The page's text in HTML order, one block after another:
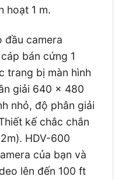
hoạt 1 m.
đầu camera
bán cứng 1
trang bị màn hình
giải 640 x 480
nhỏ, độ phân giải
kế chắc chắn
HDV-600
của bạn và
lên đến 100 ft